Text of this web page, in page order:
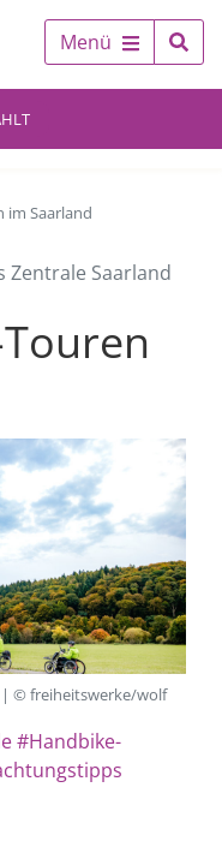
Menü
im Saarland
Zentrale Saarland
| © freiheitswerke/wolf
#Handbike-